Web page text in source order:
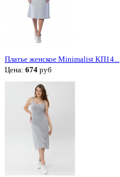
Платье женское Minimalist КП14...
Цена: 674 руб